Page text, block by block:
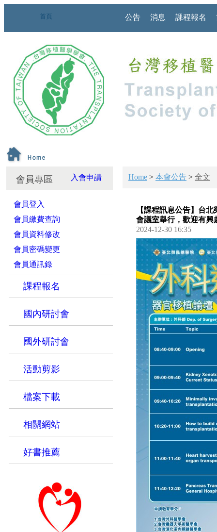
首頁 公告 消息 課程報名
會員專區 入會申請
會員登入
會員繳費查詢
會員資料修改
會員密碼變更
會員通訊錄
課程報名
國內研討會
國外研討會
活動剪影
檔案下載
相關網站
好書推薦
Home > 本會公告 > 全文
【課程訊息公告】台
會議室舉行，歡迎有興
2024-12-30 16:35